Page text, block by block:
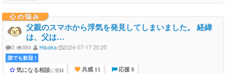
心の悩み
父親のスマホから浮気を発見してしまいました。 経緯
は、父は…
3 384 Hisoka 2024-07-17 20:25
誰でも歓迎 !
気になる相談に登録 共感 11 応援 8